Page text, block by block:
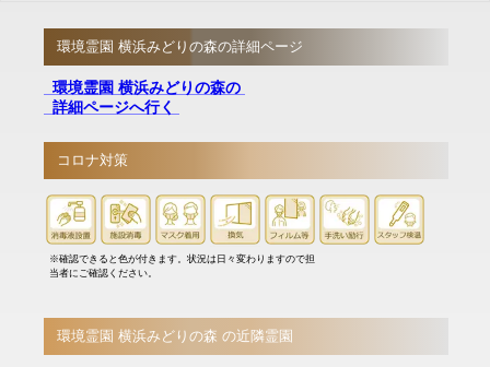
環境霊園 横浜みどりの森の詳細ページ
環境霊園 横浜みどりの森の
詳細ページへ行く
コロナ対策
※確認できると色が付きます。状況は日々変わりますので担
当者にご確認ください。
環境霊園 横浜みどりの森 の近隣霊園